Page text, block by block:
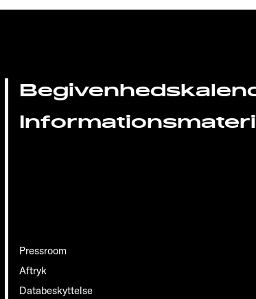
Pressroom
Aftryk
Databeskyttelse